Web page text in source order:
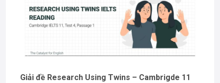
Giải đề Research Using Twins – Cambrigde 11